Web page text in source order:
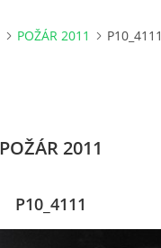
POŽÁR 2011 P10_4111
POŽÁR 2011
P10_4111